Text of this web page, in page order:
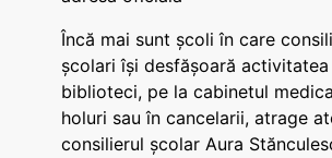
Încă mai sunt școli în care
școlari își desfășoară
biblioteci, pe la cabinetul
holuri sau în cancelarii, atrage
consilierul școlar Aura